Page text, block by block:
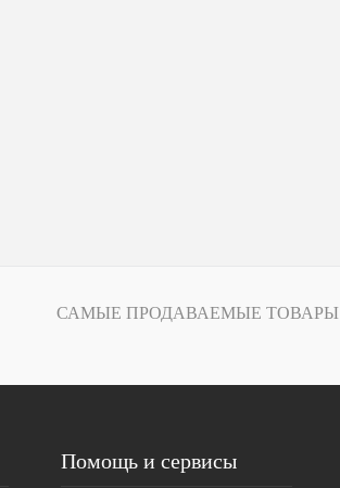
САМЫЕ ПРОДАВАЕМЫЕ ТОВАРЫ
Помощь и сервисы